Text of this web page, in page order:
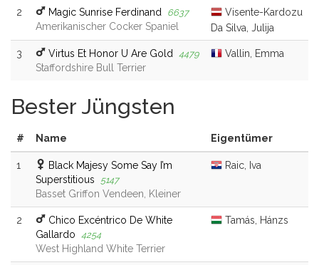
2 Magic Sunrise Ferdinand 6637
Amerikanischer Cocker Spaniel
Visente-Kardozu
Da Silva, Julija
3 Virtus Et Honor U Are Gold 4479
Staffordshire Bull Terrier
Vallin, Emma
Bester Jüngsten
# Name Eigentümer
1
Black Majesy Some Say I’m
Superstitious
5147
Basset Griffon Vendeen, Kleiner
Raic, Iva
2
Chico Excéntrico De White
Gallardo 4254
West Highland White Terrier
Tamás, Hánzs